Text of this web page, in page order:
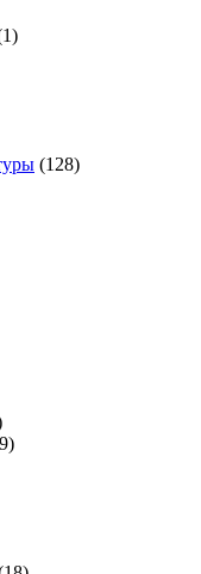
(128)